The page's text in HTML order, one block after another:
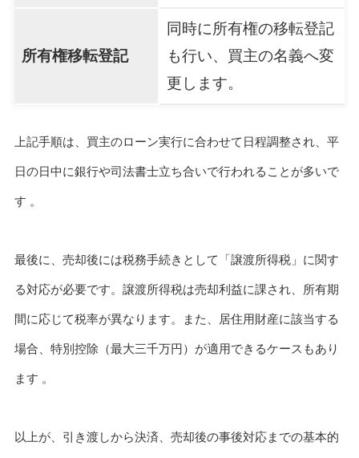
所有権移転登記
同時に所有権の移転登記
も行い、買主の名義へ変
更します。
上記手順は、買主のローン実行に合わせて日程調整され、平
日の日中に銀行や司法書士立ち合いで行われることが多いで
す 。
最後に、売却後には税務手続きとして「譲渡所得税」に関す
る対応が必要です。譲渡所得税は売却利益に課され、所有期
間に応じて税率が異なります。また、居住用財産に該当する
場合、特別控除（最大三千万円）が適用できるケースもあり
ます 。
以上が、引き渡しから決済、売却後の事後対応までの基本的